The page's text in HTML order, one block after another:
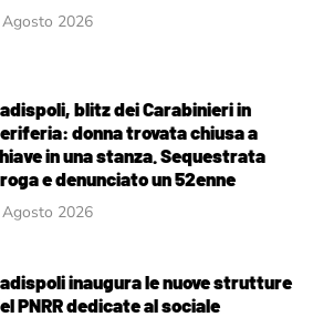
2026
blitz dei Carabinieri in
donna trovata chiusa a
in una stanza. Sequestrata
e denunciato un 52enne
2026
inaugura le nuove strutture
PNRR dedicate al sociale